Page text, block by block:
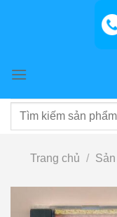
Tìm
Trang chủ /